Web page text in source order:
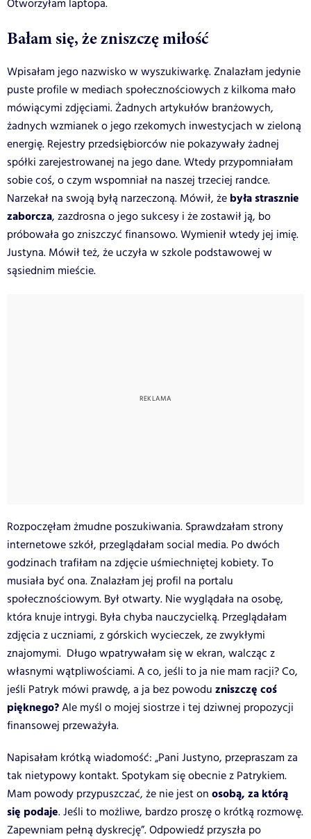
Otworzyłam laptopa.
Bałam się, że zniszczę miłość
Wpisałam jego nazwisko w wyszukiwarkę. Znalazłam jedynie
puste profile w mediach społecznościowych z kilkoma mało
mówiącymi zdjęciami. Żadnych artykułów branżowych,
żadnych wzmianek o jego rzekomych inwestycjach w zieloną
energię. Rejestry przedsiębiorców nie pokazywały żadnej
spółki zarejestrowanej na jego dane. Wtedy przypomniałam
sobie coś, o czym wspomniał na naszej trzeciej randce.
Narzekał na swoją byłą narzeczoną. Mówił, że była strasznie
zaborcza, zazdrosna o jego sukcesy i że zostawił ją, bo
próbowała go zniszczyć finansowo. Wymienił wtedy jej imię.
Justyna. Mówił też, że uczyła w szkole podstawowej w
sąsiednim mieście.
Rozpoczęłam żmudne poszukiwania. Sprawdzałam strony
internetowe szkół, przeglądałam social media. Po dwóch
godzinach trafiłam na zdjęcie uśmiechniętej kobiety. To
musiała być ona. Znalazłam jej profil na portalu
społecznościowym. Był otwarty. Nie wyglądała na osobę,
która knuje intrygi. Była chyba nauczycielką. Przeglądałam
zdjęcia z uczniami, z górskich wycieczek, ze zwykłymi
znajomymi. Długo wpatrywałam się w ekran, walcząc z
własnymi wątpliwościami. A co, jeśli to ja nie mam racji? Co,
jeśli Patryk mówi prawdę, a ja bez powodu zniszczę coś
pięknego?Ale myśl o mojej siostrze i tej dziwnej propozycji
finansowej przeważyła.
Napisałam krótką wiadomość: „Pani Justyno, przepraszam za
tak nietypowy kontakt. Spotykam się obecnie z Patrykiem.
Mam powody przypuszczać, że nie jest on osobą, za którą
się podaje. Jeśli to możliwe, bardzo proszę o krótką rozmowę.
Zapewniam pełną dyskrecję”. Odpowiedź przyszła po